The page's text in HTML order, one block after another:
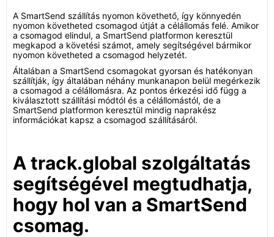
A SmartSend szállítás nyomon követhető, így könnyedén
nyomon követheted csomagod útját a célállomás felé. Amikor
a csomagod elindul, a SmartSend platformon keresztül
megkapod a követési számot, amely segítségével bármikor
nyomon követheted a csomagod helyzetét.
Általában a SmartSend csomagokat gyorsan és hatékonyan
szállítják, így általában néhány munkanapon belül megérkezik
a csomagod a célállomásra. Az pontos érkezési idő függ a
kiválasztott szállítási módtól és a célállomástól, de a
SmartSend platformon keresztül mindig naprakész
információkat kapsz a csomagod szállításáról.
A track.global szolgáltatás
segítségével megtudhatja,
hogy hol van a SmartSend
csomag.